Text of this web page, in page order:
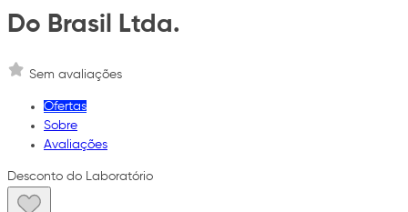
Do Brasil Ltda.
Sem avaliações
Ofertas
Sobre
Avaliações
Desconto do Laboratório